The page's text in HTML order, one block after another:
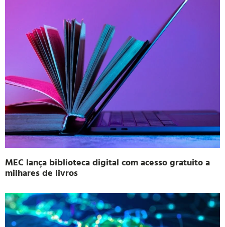
MEC lança biblioteca digital com acesso gratuito a
milhares de livros